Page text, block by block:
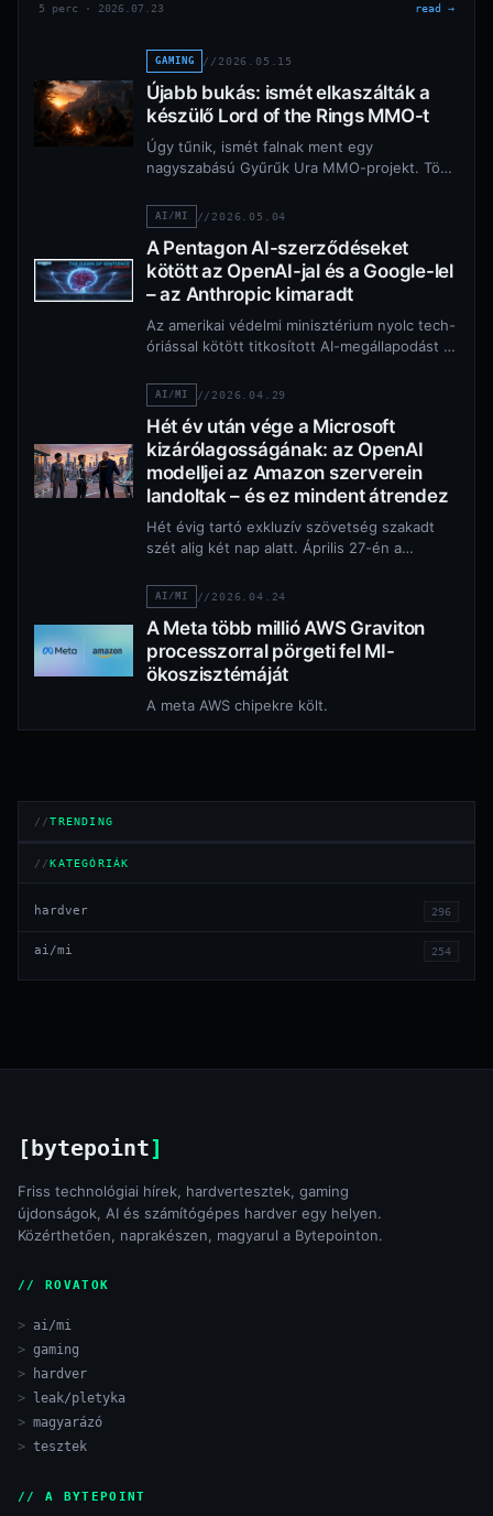
5 perc · 2026.07.23 read →
GAMING // 2026.05.15
Újabb bukás: ismét elkaszálták a
készülő Lord of the Rings MMO-t
Úgy tűnik, ismét falnak ment egy
nagyszabású Gyűrűk Ura MMO-projekt. Több
Amazon…
AI/MI // 2026.05.04
A Pentagon AI-szerződéseket
kötött az OpenAI-jal és a Google-lel
– az Anthropic kimaradt
Az amerikai védelmi minisztérium nyolc tech-
óriással kötött titkosított AI-megállapodást –
miután a Pentagon ellátási…
AI/MI // 2026.04.29
Hét év után vége a Microsoft
kizárólagosságának: az OpenAI
modelljei az Amazon szerverein
landoltak – és ez mindent átrendez
Hét évig tartó exkluzív szövetség szakadt
szét alig két nap alatt. Április 27-én a
nyilatkozatban…
AI/MI // 2026.04.24
A Meta több millió AWS Graviton
processzorral pörgeti fel MI-
ökoszisztémáját
A meta AWS chipekre költ.
TRENDING
KATEGÓRIÁK
hardver 296
ai/mi 254
[bytepoint]
Friss technológiai hírek, hardvertesztek, gaming
újdonságok, AI és számítógépes hardver egy helyen.
Közérthetően, naprakészen, magyarul a Bytepointon.
// ROVATOK
ai/mi
gaming
hardver
leak/pletyka
magyarázó
tesztek
// A BYTEPOINT